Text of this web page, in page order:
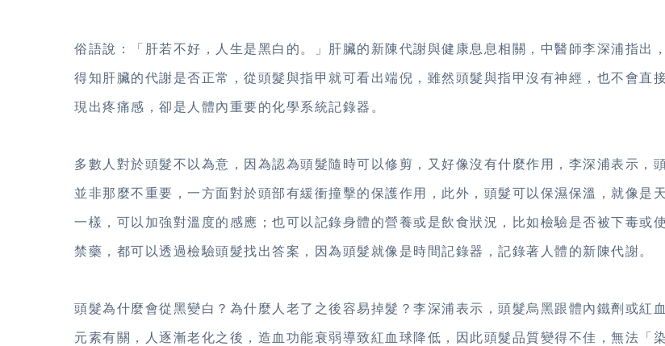
俗語說：「肝若不好，人生是黑白的。」肝臟的新陳代謝與健康息息相關，中醫師李深浦指出
得知肝臟的代謝是否正常，從頭髮與指甲就可看出端倪，雖然頭髮與指甲沒有神經，也不會直
現出疼痛感，卻是人體內重要的化學系統記錄器。
多數人對於頭髮不以為意，因為認為頭髮隨時可以修剪，又好像沒有什麼作用，李深浦表示，
並非那麼不重要，一方面對於頭部有緩衝撞擊的保護作用，此外，頭髮可以保濕保溫，就像是
一樣，可以加強對溫度的感應；也可以記錄身體的營養或是飲食狀況，比如檢驗是否被下毒或
禁藥，都可以透過檢驗頭髮找出答案，因為頭髮就像是時間記錄器，記錄著人體的新陳代謝。
頭髮為什麼會從黑變白？為什麼人老了之後容易掉髮？李深浦表示，頭髮烏黑跟體內鐵劑或紅
元素有關，人逐漸老化之後，造血功能衰弱導致紅血球降低，因此頭髮品質變得不佳，無法「染